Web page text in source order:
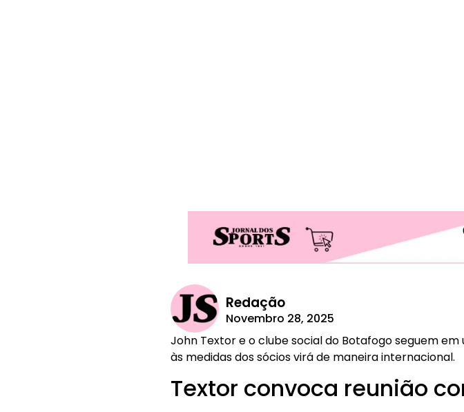
Redação
Novembro 28, 2025
John Textor e o clube social do Botafogo seguem
às medidas dos sócios virá de maneira internacional.
Textor convoca reunião